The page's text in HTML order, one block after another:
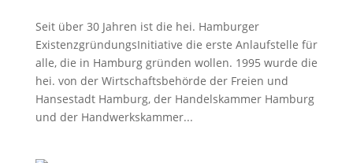
Seit über 30 Jahren ist die hei. Hamburger
ExistenzgründungsInitiative die erste Anlaufstelle für
alle, die in Hamburg gründen wollen. 1995 wurde die
hei. von der Wirtschaftsbehörde der Freien und
Hansestadt Hamburg, der Handelskammer Hamburg
und der Handwerkskammer...